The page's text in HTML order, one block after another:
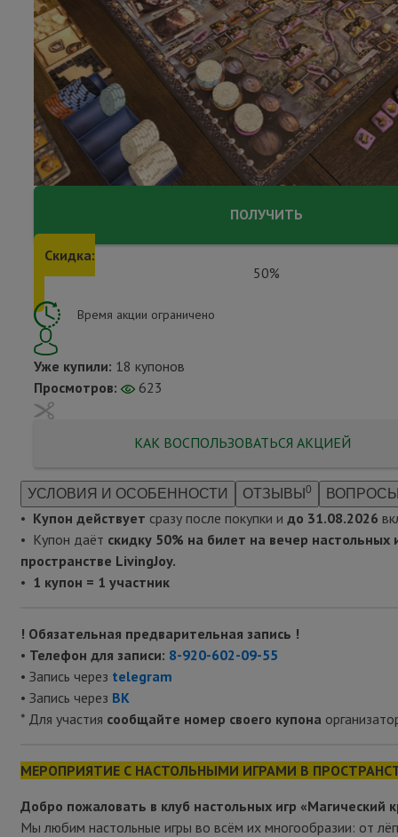
ПОЛУЧИТЬ
Скидка:
50%
Время акции ограничено
Уже купили: 18 купонов
Просмотров:
623
КАК ВОСПОЛЬЗОВАТЬСЯ АКЦИЕЙ
УСЛОВИЯ И ОСОБЕННОСТИ ОТЗЫВЫ 0
• Купон действует сразу после покупки и до 31.08.2026
• Купон даёт скидку 50% на билет на вечер настольных
пространстве LivingJoy.
• 1 купон = 1 участник
! Обязательная предварительная запись !
• Телефон для записи: 8-920-602-09-55
• Запись через telegram
• Запись через ВК
* Для участия сообщайте номер своего купона
МЕРОПРИЯТИЕ С НАСТОЛЬНЫМИ ИГРАМИ В
Добро пожаловать в клуб настольных игр «Магический
Мы любим настольные игры во всём их многообразии: от